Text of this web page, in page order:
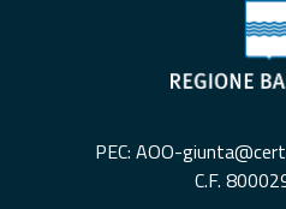
PEC: AOO-
C.F.